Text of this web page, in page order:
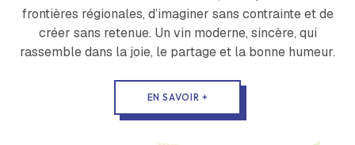
frontières régionales, d’imaginer sans contrainte et de
créer sans retenue. Un vin moderne, sincère, qui
rassemble dans la joie, le partage et la bonne humeur.
EN SAVOIR +